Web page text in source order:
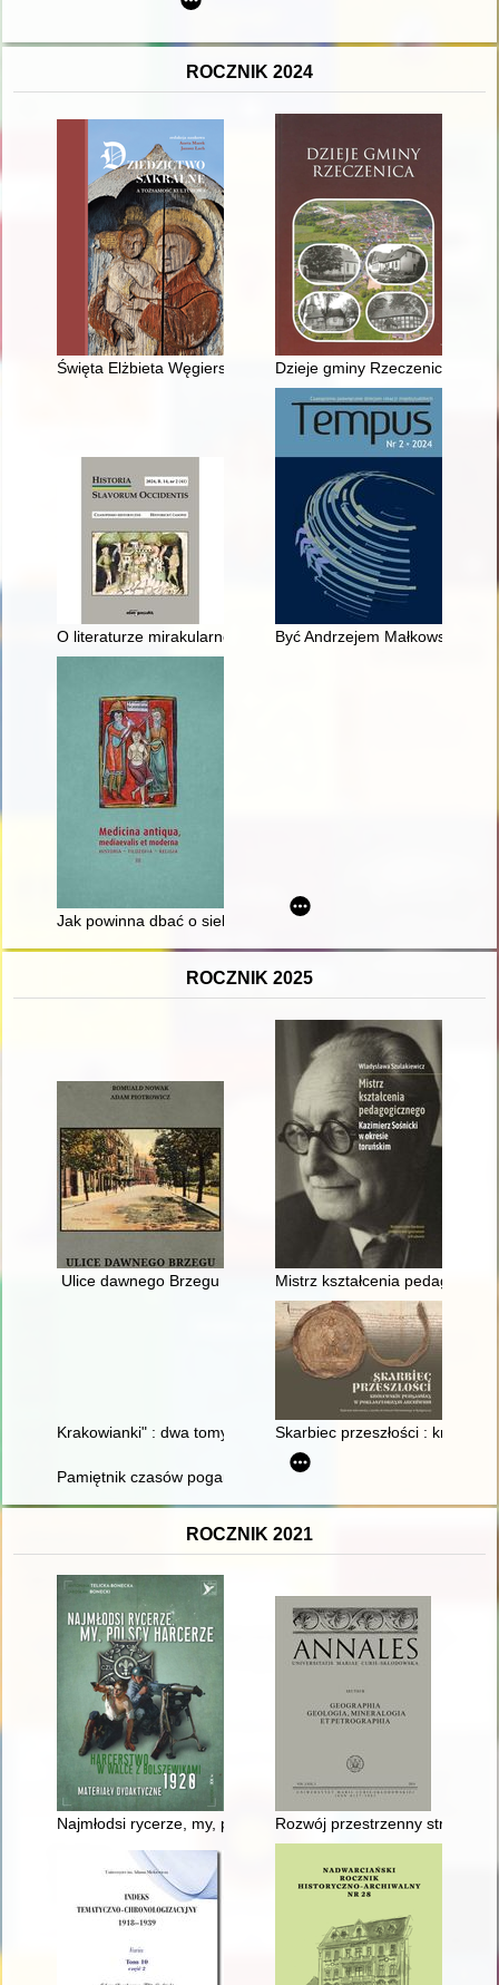
ROCZNIK 2024
Święta Elżbieta Węgierska i wybrane przejawy jej kultu na
Dzieje gminy Rzeczenica
O literaturze mirakularnej, epilepsji i innych zagadnieniach
Być Andrzejem Małkowskim
Jak powinna dbać o siebie kobieta w czasie ciąży, aby
ROCZNIK 2025
Ulice dawnego Brzegu Mistrz kształcenia
Krakowianki" : dwa tomy "zadumienia", ale i radości :
Skarbiec przeszłości :
Pamiętnik czasów pogardy : fragmenty pamiętnika
ROCZNIK 2021
Najmłodsi rycerze, my, polscy harcerze : harcerstwo w walce
Rozwój przestrzenny struktury